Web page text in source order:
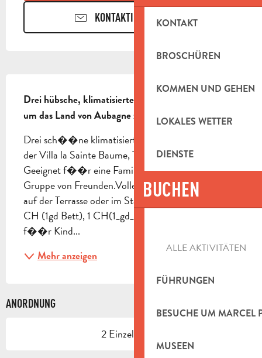
KONTAKT
BROSCHÜREN
KOMMEN UND GEHEN
LOKALES WETTER
DIENSTE
BUCHEN
ALLE AKTIVITÄTEN
FÜHRUNGEN
BESUCHE UM MARCEL
MUSEEN
KONTAKTIEREN SIE UNS
Drei hübsche, klimatisierte Zimmer in idealer Lage,
um das Land von Aubagne zu entdecken.
Drei sch��ne klimatisierte Zimmer auf der Etage
der Villa la Sainte Baume, Terrasse zum entspannen.
Geeignet f��r eine Familie oder eine kleine
Gruppe von Freunden.Volle Fr��hst��ck sind
auf der Terrasse oder im Stapel. 1 CH (2lits/1pers), 1
CH (1gd Bett), 1 CH(1_gd_lit_+_1_lit_sup) Bett
f��r Kind...
Mehr anzeigen
ANORDNUNG
2 Einzelbetten